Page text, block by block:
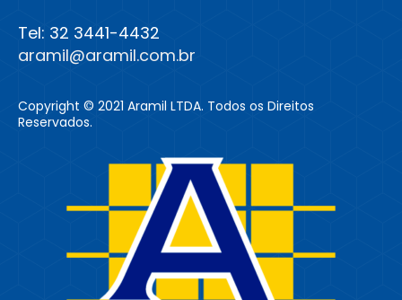
Tel: 32 3441-4432
aramil@aramil.com.br
Copyright © 2021 Aramil LTDA. Todos os Direitos
Reservados.